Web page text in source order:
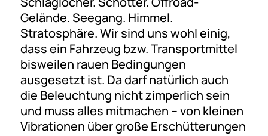
Gelände. Seegang. Himmel.
Stratosphäre. Wir sind uns wohl einig,
dass ein Fahrzeug bzw. Transportmittel
bisweilen rauen Bedingungen
ausgesetzt ist. Da darf natürlich auch
die Beleuchtung nicht zimperlich sein
und muss alles mitmachen – von kleinen
Vibrationen über große Erschütterungen